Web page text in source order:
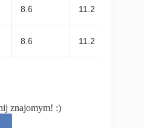
8.6 11.2
8.6 11.2
znajomym! :)